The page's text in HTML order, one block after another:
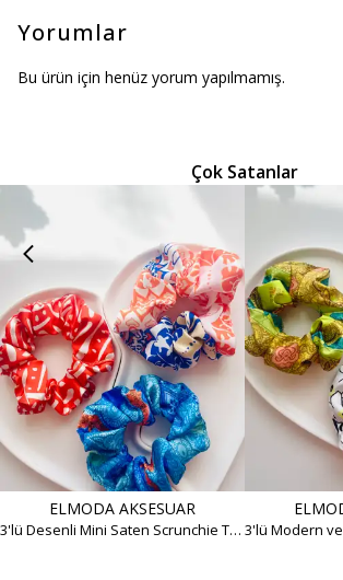
Yorumlar
Bu ürün için henüz yorum yapılmamış.
Çok Satanlar
ELMODA AKSESUAR
3'lü Desenli Mini Saten Scrunchie Toka Seti - Canlı Yaz Renkleri